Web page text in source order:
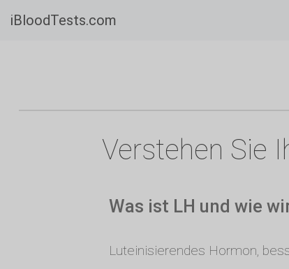
iBloodTests.com
Verstehen Sie
Was ist LH und wie
Luteinisierendes Hormon,